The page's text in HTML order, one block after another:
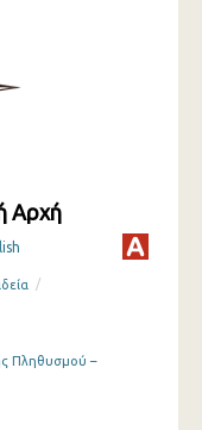
Αρχή
/
Πληθυσμού –